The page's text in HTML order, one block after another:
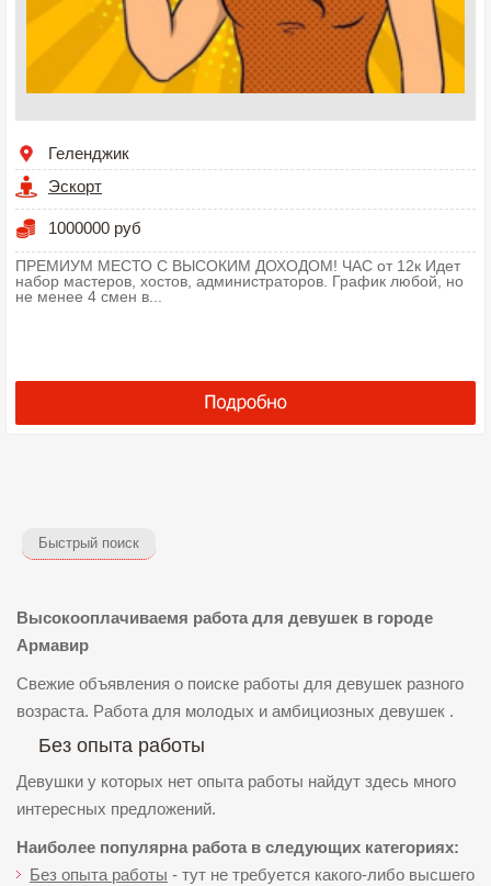
Геленджик
Эскорт
1000000 руб
ПРЕМИУМ МЕСТО С ВЫСОКИМ ДОХОДОМ! ЧАС от 12к Идет
набор мастеров, хостов, администраторов. График любой, но
не менее 4 смен в...
Быстрый поиск
Высокооплачиваемя работа для девушек в городе
Армавир
Свежие объявления о поиске работы для девушек разного
возраста. Работа для молодых и амбициозных девушек .
Без опыта работы
Девушки у которых нет опыта работы найдут здесь много
интересных предложений.
Наиболее популярна работа в следующих категориях:
Без опыта работы - тут не требуется какого-либо высшего